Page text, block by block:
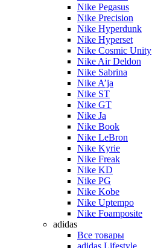
Nike Pegasus
Nike Precision
Nike Hyperdunk
Nike Hyperset
Nike Cosmic Unity
Nike Air Deldon
Nike Sabrina
Nike A’ja
Nike ST
Nike GT
Nike Ja
Nike Book
Nike LeBron
Nike Kyrie
Nike Freak
Nike KD
Nike PG
Nike Kobe
Nike Uptempo
Nike Foamposite
adidas
Все товары